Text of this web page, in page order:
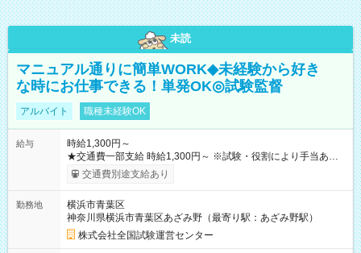
未読
マニュアル通りに簡単WORK◆未経験から好き
な時にお仕事できる！単発OK◎試験監督
アルバイト 職種未経験OK
給与
時給1,300円～
★交通費一部支給 時給1,300円～ ※試験・役割により手当あり
※勤務回数により昇給あり 【即給（前払い）オプションあ
り！】 希望される場合、勤務から1週間ほどで給与の一部を受け
例】 ・河合塾模擬試験 8:30～17:30（休憩1時間） 時給1,300円
×8時間＝日収10,400円＋交通費 ※当日の役割により時給＋100
円の場合あり ・国家試験 7:00～13:30（休憩なし） 時給1,300
円（役割手当＋100円）×6時間＝日収8,400円＋交通費 【試用期
交通費別途支給あり
勤務地
横浜市青葉区
神奈川県横浜市青葉区あざみ野（最寄り駅：あざみ野駅）
株式会社全国試験運営センター